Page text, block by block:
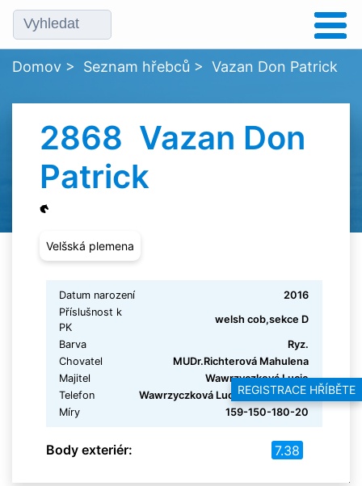
REGISTRACE HŘÍBĚTE
Domov > Seznam hřebců > Vazan Don Patrick
2868 Vazan Don
Patrick
Velšská plemena
Datum narození
2016
Příslušnost k
PK
welsh cob,sekce D
Barva
Ryz.
Chovatel
MUDr.Richterová Mahulena
Majitel
Wawrzyczková Lucie
Telefon
Wawrzyczková Lucie 734 753 838
Míry
159-150-180-20
Body exteriér: 7.38